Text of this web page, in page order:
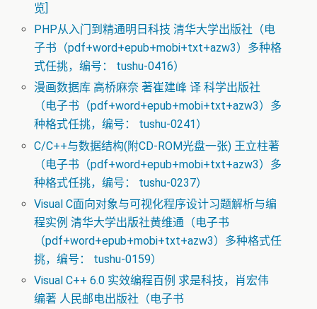
览]
PHP从入门到精通明日科技 清华大学出版社（电
子书（pdf+word+epub+mobi+txt+azw3）多种格
式任挑，编号： tushu-0416）
漫画数据库 高桥麻奈 著崔建峰 译 科学出版社
（电子书（pdf+word+epub+mobi+txt+azw3）多
种格式任挑，编号： tushu-0241）
C/C++与数据结构(附CD-ROM光盘一张) 王立柱著
（电子书（pdf+word+epub+mobi+txt+azw3）多
种格式任挑，编号： tushu-0237）
Visual C面向对象与可视化程序设计习题解析与编
程实例 清华大学出版社黄维通（电子书
（pdf+word+epub+mobi+txt+azw3）多种格式任
挑，编号： tushu-0159）
Visual C++ 6.0 实效编程百例 求是科技，肖宏伟
编著 人民邮电出版社（电子书